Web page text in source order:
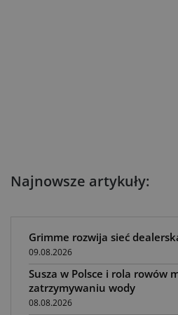
Najnowsze artykuły:
Grimme rozwija sieć
09.08.2026
Susza w Polsce i rola rowów
zatrzymywaniu wody
08.08.2026